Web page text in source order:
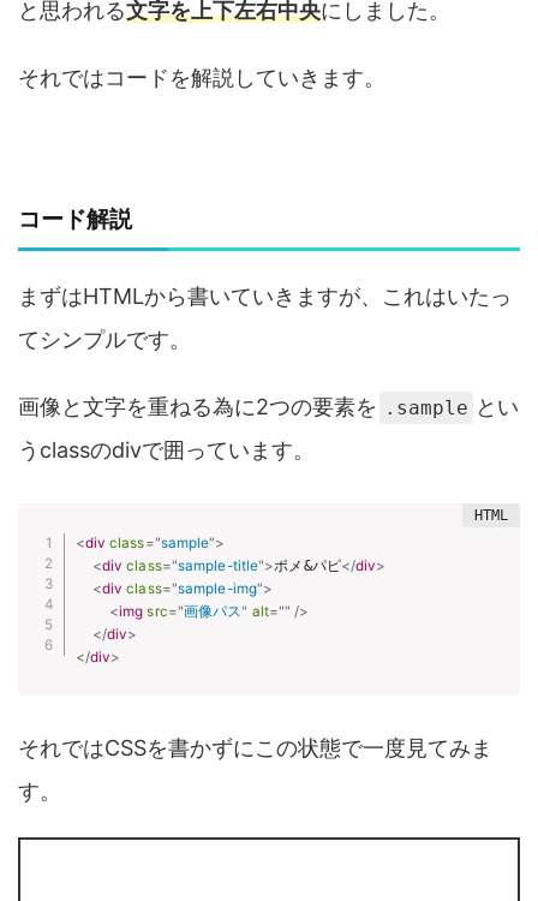
と思われる文字を上下左右中央にしました。
それではコードを解説していきます。
コード解説
まずはHTMLから書いていきますが、これはいたっ
てシンプルです。
画像と文字を重ねる為に2つの要素を .sample とい
うclassのdivで囲っています。
<div class="sample">
<div class="sample-title">ポメ&パピ</div>
<div class="sample-img">
<img src="画像パス" alt="" />
</div>
</div>
それではCSSを書かずにこの状態で一度見てみま
す。